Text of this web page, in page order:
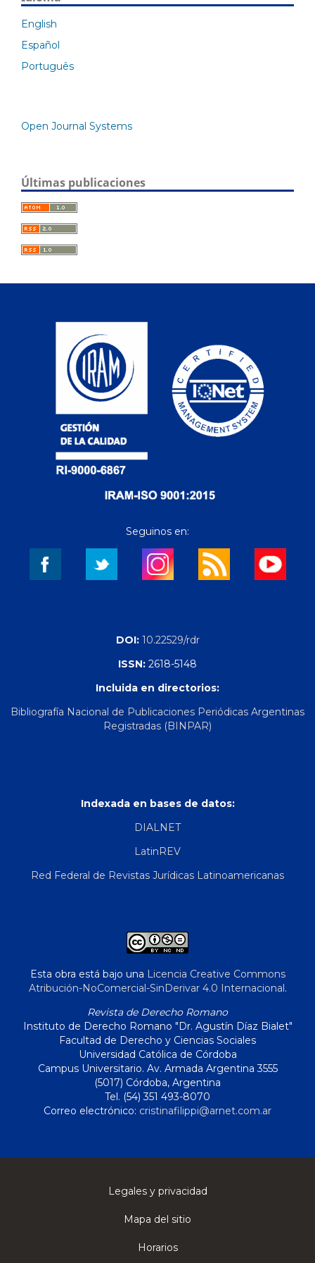
English
Español
Português
Open Journal Systems
Últimas publicaciones
Seguinos en:
DOI: 10.22529/rdr
ISSN: 2618-5148
Incluida en directorios:
Bibliografía Nacional de Publicaciones Periódicas Argentinas
Registradas (BINPAR)
Indexada en bases de datos:
DIALNET
LatinREV
Red Federal de Revistas Jurídicas Latinoamericanas
Esta obra está bajo una Licencia Creative Commons
Atribución-NoComercial-SinDerivar 4.0 Internacional.
Revista de Derecho Romano
Instituto de Derecho Romano "Dr. Agustín Díaz Bialet"
Facultad de Derecho y Ciencias Sociales
Universidad Católica de Córdoba
Campus Universitario. Av. Armada Argentina 3555
(5017) Córdoba, Argentina
Tel. (54) 351 493-8070
Correo electrónico: cristinafilippi@arnet.com.ar
Legales y privacidad
Mapa del sitio
Horarios